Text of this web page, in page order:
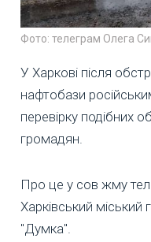
Фото: телеграм Олега
У Харкові після
нафтобази
перевірку подібних
громадян.
Про це у сов жму
Харківський міський
"Думка".